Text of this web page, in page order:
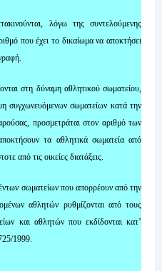
λόγω της συντελούμενης
που έχει το δικαίωμα να αποκτήσει
στη δύναμη αθλητικού σωματείου,
συγχωνευόμενων σωματείων κατά την
προσμετράται στον αριθμό των
τα αθλητικά σωματεία από
από τις οικείες διατάξεις.
σωματείων που απορρέουν από την
αθλητών ρυθμίζονται από τους
και αθλητών που εκδίδονται κατ’
1999.